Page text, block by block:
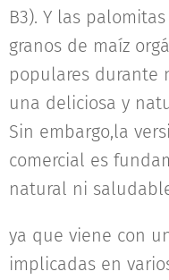
B3). Y las
granos de maíz
populares durante
una deliciosa y
Sin embargo,la
comercial es
natural ni
ya que viene con
implicadas en